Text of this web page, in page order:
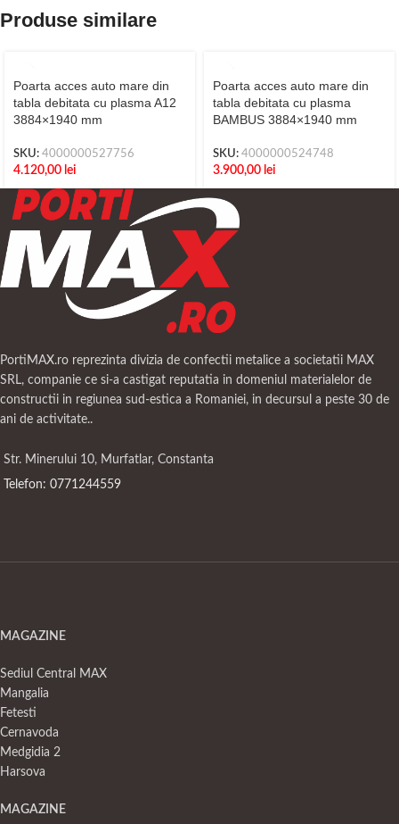
Produse similare
Poarta acces auto mare din
tabla debitata cu plasma A12
3884×1940 mm
SKU: 4000000527756
4.120,00 lei
Poarta acces auto mare din
tabla debitata cu plasma
BAMBUS 3884×1940 mm
SKU: 4000000524748
3.900,00 lei
PortiMAX.ro reprezinta divizia de confectii metalice a societatii MAX
SRL, companie ce si-a castigat reputatia in domeniul materialelor de
constructii in regiunea sud-estica a Romaniei, in decursul a peste 30 de
ani de activitate..
Str. Minerului 10, Murfatlar, Constanta
Telefon: 0771244559
MAGAZINE
Sediul Central MAX
Mangalia
Fetesti
Cernavoda
Medgidia 2
Harsova
MAGAZINE